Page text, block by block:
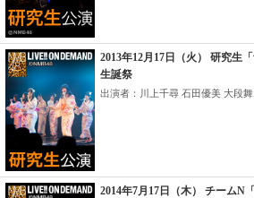
2013年12月17日（火） 研究生
生誕祭
出演者：川上千尋 石田優美 大段舞
2014年7月17日（木） チームN